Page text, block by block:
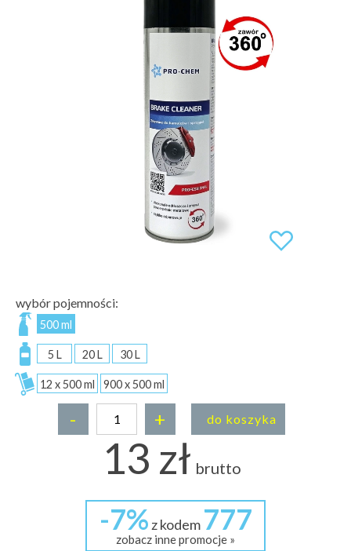
wybór pojemności:
500 ml
5 L 20 L 30 L
12 x 500 ml 900 x 500 ml
- + do koszyka
13 zł brutto
-7% z kodem 777
zobacz inne promocje »